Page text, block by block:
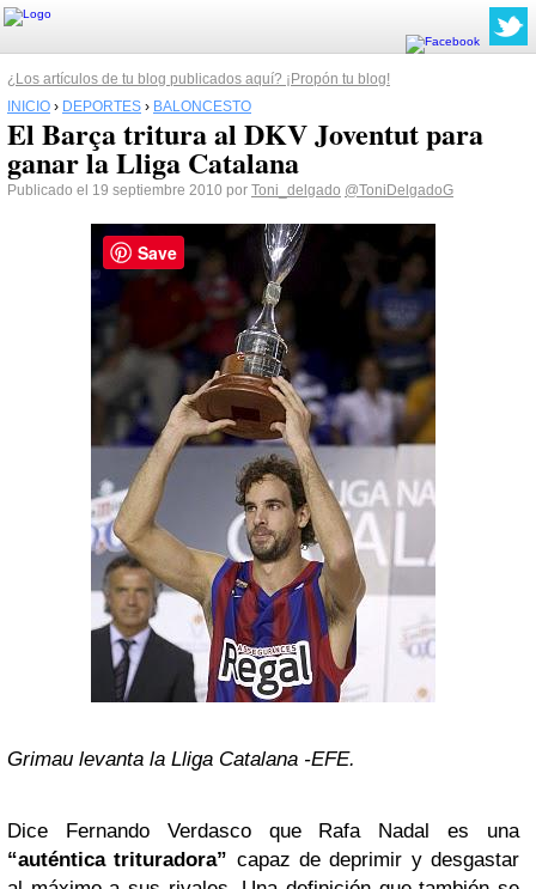
¿Los artículos de tu blog publicados aquí? ¡Propón tu blog!
INICIO › DEPORTES › BALONCESTO
El Barça tritura al DKV Joventut para
ganar la Lliga Catalana
Publicado el 19 septiembre 2010 por Toni_delgado @ToniDelgadoG
Grimau levanta la Lliga Catalana -EFE.
Dice Fernando Verdasco que Rafa Nadal es una
“auténtica trituradora” capaz de deprimir y desgastar
Save